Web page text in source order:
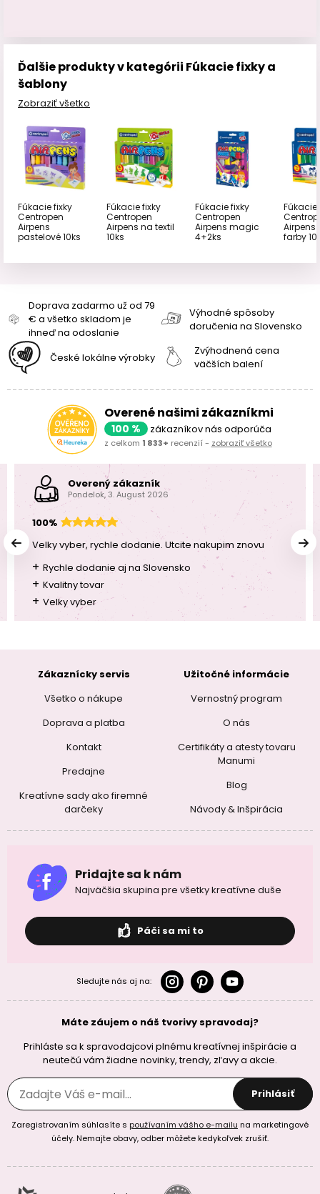
Ďalšie produkty v kategórii Fúkacie fixky a
šablony
Zobraziť všetko
Fúkacie fixky
Centropen
Airpens
pastelové 10ks
Fúkacie fixky
Centropen
Airpens na textil
10ks
Fúkacie fixky
Centropen
Airpens magic
4+2ks
Fúkacie
Airpens
farby
Doprava zadarmo už od 79
€ a všetko skladom je
ihneď na odoslanie
Výhodné spôsoby
doručenia na Slovensko
České lokálne výrobky
Zvýhodnená cena
väčších balení
Overené našimi zákazníkmi
100 % zákazníkov nás odporúča
z celkom 1 833+ recenzií - zobraziť všetko
Overený zákazník
Pondelok, 3. August 2026
100%
Velky vyber, rychle dodanie. Utcite nakupim znovu
+ Rychle dodanie aj na Slovensko
+ Kvalitny tovar
+ Velky vyber
Zákaznícky servis
Všetko o nákupe
Doprava a platba
Kontakt
Predajne
Kreatívne sady ako firemné
darčeky
Užitočné informácie
Vernostný program
O nás
Certifikáty a atesty tovaru
Manumi
Blog
Návody & Inšpirácia
Pridajte sa k nám
Najväčšia skupina pre všetky kreatívne duše
Páči sa mi to
Sledujte nás aj na:
Máte záujem o náš tvorivy spravodaj?
Prihláste sa k spravodajcovi plnému kreatívnej inšpirácie a
neutečú vám žiadne novinky, trendy, zľavy a akcie.
Prihlásiť
Zaregistrovaním súhlasíte s používaním vášho e-mailu na marketingové
účely. Nemajte obavy, odber môžete kedykoľvek zrušiť.